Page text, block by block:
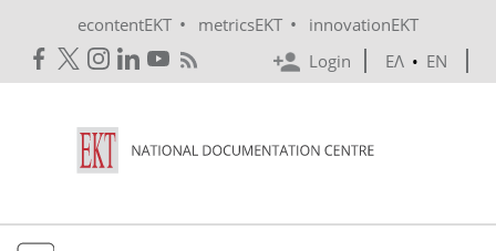
econtentEKT • metricsEKT •
innovationEKT
Login
ΕΛ • EN